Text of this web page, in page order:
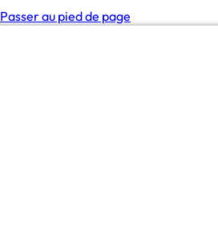
Passer au pied de page